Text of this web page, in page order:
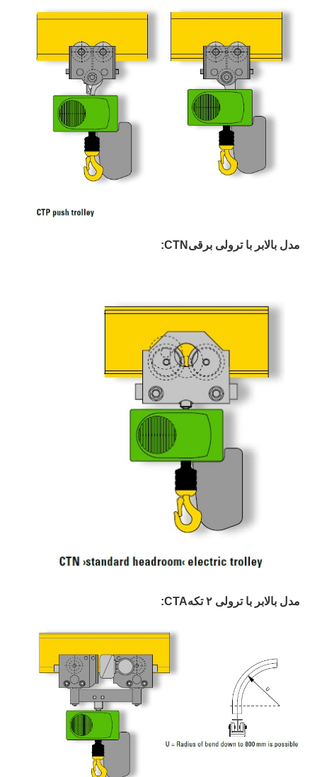
مدل بالابر با ترولی برقیCTN:
مدل بالابر با ترولی ۲ تکهCTA: